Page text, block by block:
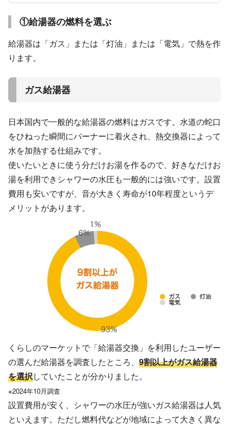
①給湯器の燃料を選ぶ
給湯器は「ガス」または「灯油」または「電気」で熱を作
ります。
ガス給湯器
日本国内で一般的な給湯器の燃料はガスです。水道の蛇口
をひねった瞬間にバーナーに着火され、熱交換器によって
水を加熱する仕組みです。
使いたいときに使う分だけお湯を作るので、好きなだけお
湯を利用できシャワーの水圧も一般的には強いです。設置
費用も安いですが、音が大きく寿命が10年程度というデ
メリットがあります。
くらしのマーケットで「給湯器交換」を利用したユーザー
の選んだ給湯器を調査したところ、 9割以上がガス給湯器
を選択していたことが分かりました。
※2024年10月調査
設置費用が安く、シャワーの水圧が強いガス給湯器は人気
といえます。ただし燃料代などが地域によって大きく異な